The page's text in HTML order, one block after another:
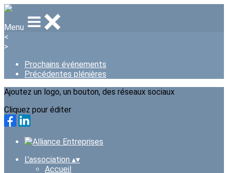
Menu
<
>
Prochains événements
Précédentes plénières
Ajoutez un logo, un bouton, des réseaux sociaux
Cliquez pour éditer
L'association ▴▾
Accueil